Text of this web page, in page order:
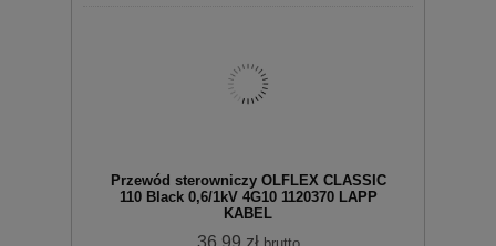
Przewód sterowniczy OLFLEX CLASSIC
110 Black 0,6/1kV 4G10 1120370 LAPP
KABEL
36,99 zł